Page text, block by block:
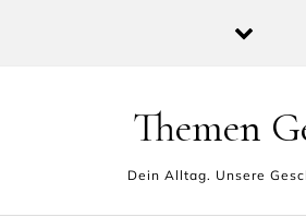
Themen
Dein Alltag. Unsere